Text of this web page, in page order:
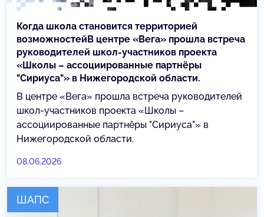
Когда школа становится территорией
возможностейВ центре «Вега» прошла встреча
руководителей школ-участников проекта
«Школы – ассоциированные партнёры
"Сириуса"» в Нижегородской области.
В центре «Вега» прошла встреча руководителей
школ-участников проекта «Школы –
ассоциированные партнёры "Сириуса"» в
Нижегородской области.
08.06.2026
ШАПС